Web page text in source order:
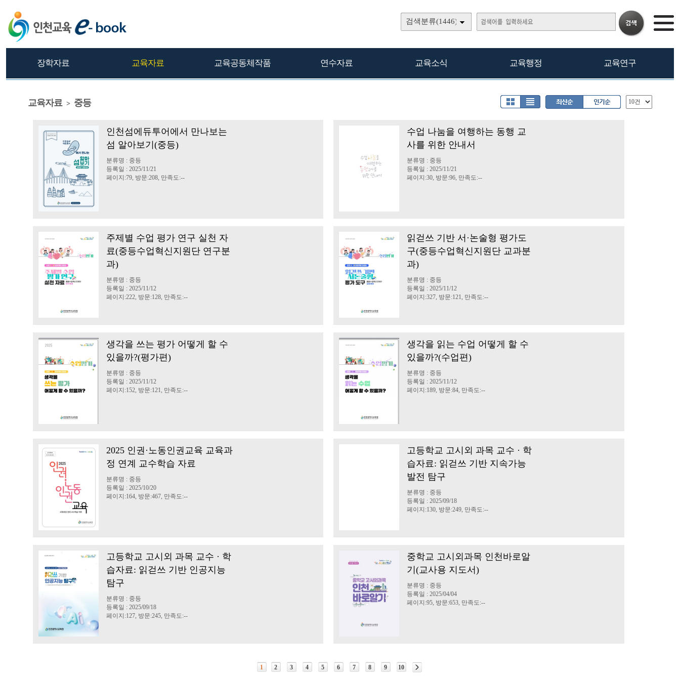
검색분류(1446)
장학자료 교육자료 교육공동체작품 연수자료 교육소식 교육행정 교육연구
교육자료 > 중등
인천섬에듀투어에서 만나보는
섬 알아보기(중등)
분류명 : 중등
등록일 : 2025/11/21
페이지:79, 방문:208, 만족도:--
수업 나눔을 여행하는 동행 교
사를 위한 안내서
분류명 : 중등
등록일 : 2025/11/21
페이지:30, 방문:96, 만족도:--
주제별 수업 평가 연구 실천 자
료(중등수업혁신지원단 연구분
과)
분류명 : 중등
등록일 : 2025/11/12
페이지:222, 방문:128, 만족도:--
읽걷쓰 기반 서·논술형 평가도
구(중등수업혁신지원단 교과분
과)
분류명 : 중등
등록일 : 2025/11/12
페이지:327, 방문:121, 만족도:--
생각을 쓰는 평가 어떻게 할 수
있을까?(평가편)
분류명 : 중등
등록일 : 2025/11/12
페이지:152, 방문:121, 만족도:--
생각을 읽는 수업 어떻게 할 수
있을까?(수업편)
분류명 : 중등
등록일 : 2025/11/12
페이지:189, 방문:84, 만족도:--
2025 인권·노동인권교육 교육과
정 연계 교수학습 자료
분류명 : 중등
등록일 : 2025/10/20
페이지:164, 방문:467, 만족도:--
고등학교 고시외 과목 교수 · 학
습자료: 읽걷쓰 기반 지속가능
발전 탐구
분류명 : 중등
등록일 : 2025/09/18
페이지:130, 방문:249, 만족도:--
고등학교 고시외 과목 교수 · 학
습자료: 읽걷쓰 기반 인공지능
탐구
분류명 : 중등
등록일 : 2025/09/18
페이지:127, 방문:245, 만족도:--
중학교 고시외과목 인천바로알
기(교사용 지도서)
분류명 : 중등
등록일 : 2025/04/04
페이지:95, 방문:653, 만족도:--
1 2 3 4 5 6 7 8 9 10